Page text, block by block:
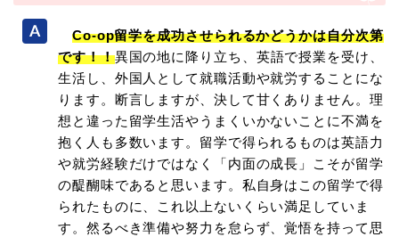
Co-op留学を成功させられるかどうかは自分次第
です！！異国の地に降り立ち、英語で授業を受け、
生活し、外国人として就職活動や就労することにな
ります。断言しますが、決して甘くありません。理
想と違った留学生活やうまくいかないことに不満を
抱く人も多数います。留学で得られるものは英語力
や就労経験だけではなく「内面の成長」こそが留学
の醍醐味であると思います。私自身はこの留学で得
られたものに、これ以上ないくらい満足していま
す。然るべき準備や努力を怠らず、覚悟を持って思